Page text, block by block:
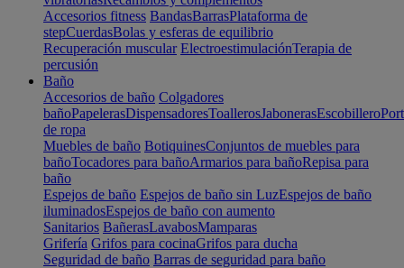
Accesorios fitness BandasBarrasPlataforma de
stepCuerdasBolas y esferas de equilibrio
Recuperación muscular ElectroestimulaciónTerapia de
percusión
Baño
Accesorios de baño Colgadores
bañoPapelerasDispensadoresToallerosJabonerasEscobillero
de ropa
Muebles de baño BotiquinesConjuntos de muebles para
bañoTocadores para bañoArmarios para bañoRepisa para
baño
Espejos de baño Espejos de baño sin LuzEspejos de baño
iluminadosEspejos de baño con aumento
Sanitarios BañerasLavabosMamparas
Grifería Grifos para cocinaGrifos para ducha
Seguridad de baño Barras de seguridad para baño